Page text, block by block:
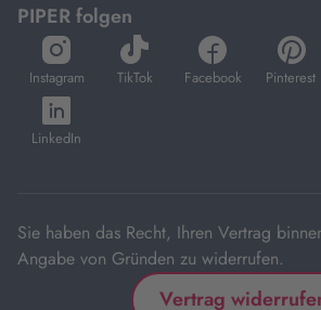
PIPER folgen
Instagram
öffnet
in
neuem
Tab
TikTok
öffnet
in
Facebook
öffnet
in
Pinterest
öffnet
in
LinkedIn
öffnet
in
Sie haben das Recht, Ihren Vertrag
Angabe von Gründen zu widerrufen.
Vertrag